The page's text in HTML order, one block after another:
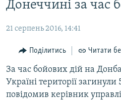
до
основної
навігації
Перейти
пошуку
БЛОГИ
ПОГЛЯД
ІНТЕРВ'Ю
ВСЕ ЗА ДЕНЬ
Донеччині за час
21 серпень 2016, 14:41
Поділитись Читати
За час бойових дій на
Україні території
повідомив керівник